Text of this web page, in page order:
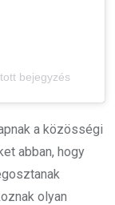
bejegyzés
a közösségi
abban, hogy
olyan